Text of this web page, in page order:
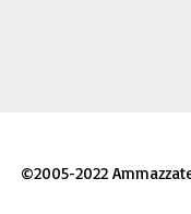
©2005-2022